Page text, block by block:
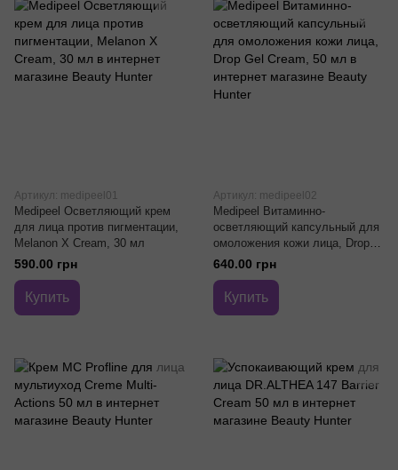
Артикул: medipeel01
Medipeel Осветляющий крем
для лица против пигментации,
Melanon X Cream, 30 мл
590.00 грн
Купить
Артикул: medipeel02
Medipeel Витаминно-
осветляющий капсульный для
омоложения кожи лица, Drop
Gel Cream, 50 мл
640.00 грн
Купить